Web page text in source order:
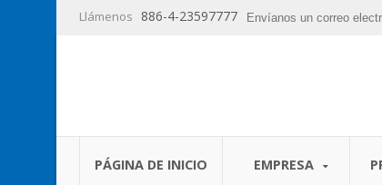
Llámenos 886-4-23597777 Envíanos un correo
PÁGINA DE INICIO EMPRESA